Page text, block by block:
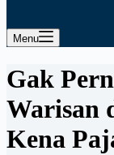
Menu
Gak
Warisan
Kena